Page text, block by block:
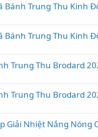
Bánh Trung Thu Kinh
Bánh Trung Thu Kinh
Trung Thu Brodard
Trung Thu Brodard
Giải Nhiệt Nắng Nóng